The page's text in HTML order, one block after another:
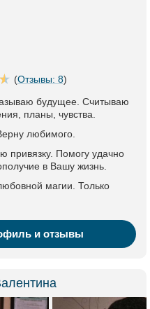
(Отзывы: 8)
будущее. Считываю
планы, чувства.
любимого.
привязку. Помогу удачно
в Вашу жизнь.
магии. Только
и отзывы